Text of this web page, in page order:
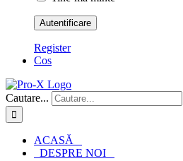
Register
Cos
Cautare...
ACASĂ
DESPRE NOI